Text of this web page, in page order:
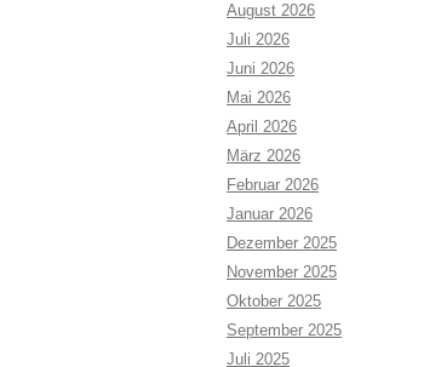
August 2026
Juli 2026
Juni 2026
Mai 2026
April 2026
März 2026
Februar 2026
Januar 2026
Dezember 2025
November 2025
Oktober 2025
September 2025
Juli 2025